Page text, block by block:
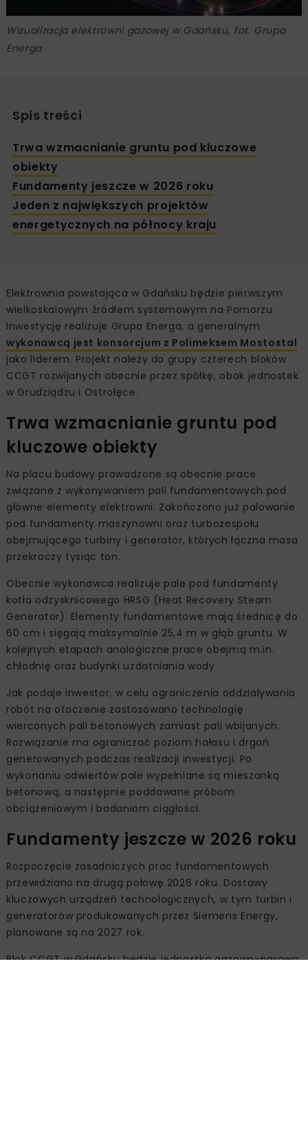
Wizualizacja elektrowni gazowej w Gdańsku, fot. Grupa
Energa
Spis treści
Trwa wzmacnianie gruntu pod kluczowe
obiekty
Fundamenty jeszcze w 2026 roku
Jeden z największych projektów
energetycznych na północy kraju
Elektrownia powstająca w Gdańsku będzie pierwszym
wielkoskalowym źródłem systemowym na Pomorzu.
Inwestycję realizuje Grupa Energa, a generalnym
wykonawcą jest konsorcjum z Polimeksem Mostostal
jako liderem. Projekt należy do grupy czterech bloków
CCGT rozwijanych obecnie przez spółkę, obok jednostek
w Grudziądzu i Ostrołęce.
Trwa wzmacnianie gruntu pod
kluczowe obiekty
Na placu budowy prowadzone są obecnie prace
związane z wykonywaniem pali fundamentowych pod
główne elementy elektrowni. Zakończono już palowanie
pod fundamenty maszynowni oraz turbozespołu
obejmującego turbiny i generator, których łączna masa
przekroczy tysiąc ton.
Obecnie wykonawca realizuje pale pod fundamenty
kotła odzysknicowego HRSG (Heat Recovery Steam
Generator). Elementy fundamentowe mają średnicę do
60 cm i sięgają maksymalnie 25,4 m w głąb gruntu. W
kolejnych etapach analogiczne prace obejmą m.in.
chłodnię oraz budynki uzdatniania wody.
Jak podaje inwestor, w celu ograniczenia oddziaływania
robót na otoczenie zastosowano technologię
wierconych pali betonowych zamiast pali wbijanych.
Rozwiązanie ma ograniczać poziom hałasu i drgań
generowanych podczas realizacji inwestycji. Po
wykonaniu odwiertów pale wypełniane są mieszanką
betonową, a następnie poddawane próbom
obciążeniowym i badaniom ciągłości.
Fundamenty jeszcze w 2026 roku
Rozpoczęcie zasadniczych prac fundamentowych
przewidziano na drugą połowę 2026 roku. Dostawy
kluczowych urządzeń technologicznych, w tym turbin i
generatorów produkowanych przez Siemens Energy,
planowane są na 2027 rok.
Blok CCGT w Gdańsku będzie jednostką gazowo-parową